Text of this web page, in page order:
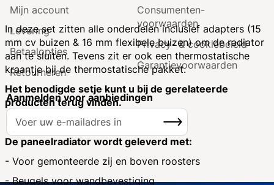
In deze set zitten alle onderdelen inclusief adapters (15
mm cv buizen & 16 mm flexibele buizen) om de radiator
aan te sluiten. Tevens zit er ook een thermostatische
kraantje bij de thermostatische pakket.
Het benodigde setje kunt u bij de gerelateerde
producten terug vinden.
De paneelradiator wordt geleverd met:
- Voor gemonteerde zij en boven roosters
- Beugels voor wandbevestiging
Mijn account
Levering
Betaalopties
Retourneren
Consumenten­
voorwaarden
Privacy- & cookiebeleid
Garantie­voorwaarden
Aanmelden voor aanbiedingen
A
o
e
Inschrijven